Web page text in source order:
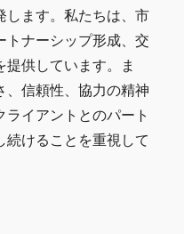
します。私たちは、市
トナーシップ形成、交
供しています。ま
、信頼性、協力の精神
イアントとのパート
続けることを重視して